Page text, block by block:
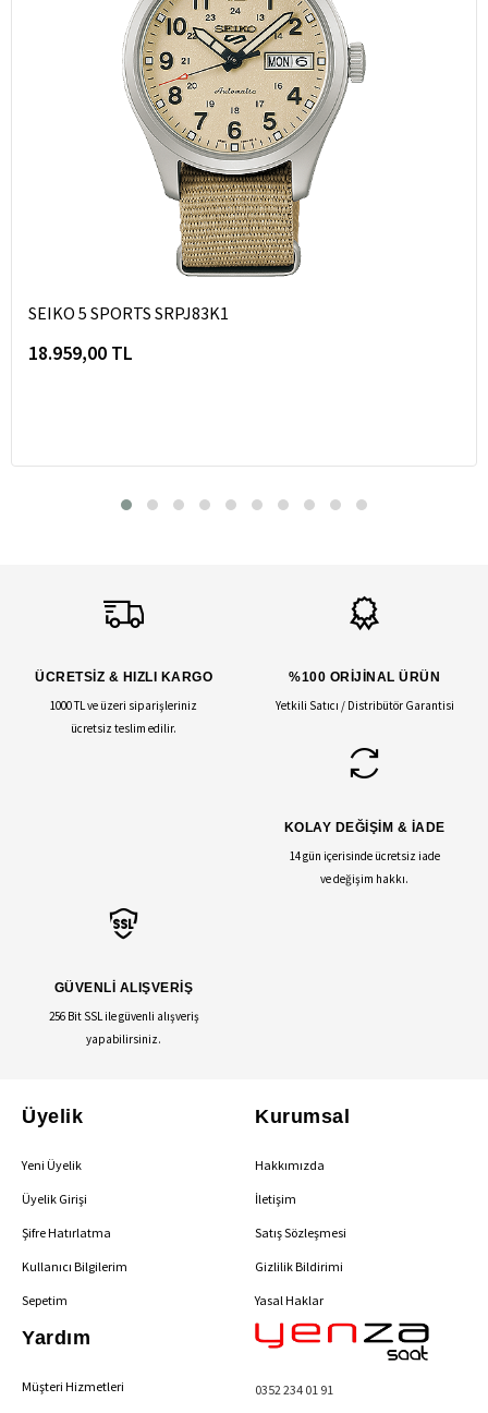
SEIKO 5 SPORTS SRPJ83K1
18.959,00 TL
ÜCRETSİZ & HIZLI KARGO
1000 TL ve üzeri siparişleriniz
ücretsiz teslim edilir.
%100 ORİJİNAL ÜRÜN
Yetkili Satıcı / Distribütör Garantisi
KOLAY DEĞİŞİM & İADE
14 gün içerisinde ücretsiz iade
ve değişim hakkı.
GÜVENLİ ALIŞVERİŞ
256 Bit SSL ile güvenli alışveriş
yapabilirsiniz.
Üyelik
Yeni Üyelik
Üyelik Girişi
Şifre Hatırlatma
Kullanıcı Bilgilerim
Sepetim
Kurumsal
Hakkımızda
İletişim
Satış Sözleşmesi
Gizlilik Bildirimi
Yasal Haklar
Yardım
Müşteri Hizmetleri 0352 234 01 91